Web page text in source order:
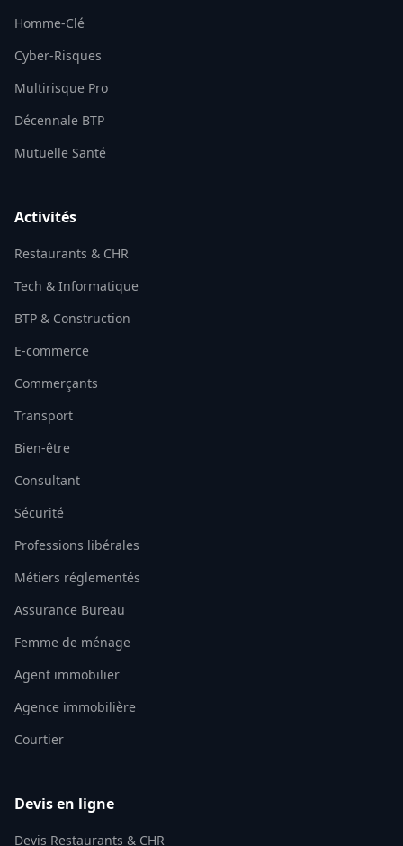
Homme-Clé
Cyber-Risques
Multirisque Pro
Décennale BTP
Mutuelle Santé
Activités
Restaurants & CHR
Tech & Informatique
BTP & Construction
E-commerce
Commerçants
Transport
Bien-être
Consultant
Sécurité
Professions libérales
Métiers réglementés
Assurance Bureau
Femme de ménage
Agent immobilier
Agence immobilière
Courtier
Devis en ligne
Devis Restaurants & CHR